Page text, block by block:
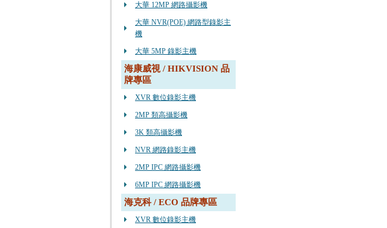
大華 12MP 網路攝影機
大華 NVR(POE) 網路型錄影主
機
大華 5MP 錄影主機
海康威視 / HIKVISION 品
牌專區
XVR 數位錄影主機
2MP 類高攝影機
3K 類高攝影機
NVR 網路錄影主機
2MP IPC 網路攝影機
6MP IPC 網路攝影機
海克科 / ECO 品牌專區
XVR 數位錄影主機